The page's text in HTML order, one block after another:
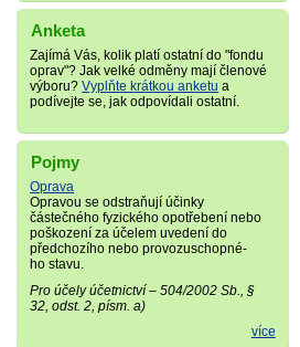
Anketa
Zajímá Vás, kolik platí ostatní do "fondu
oprav"? Jak velké odměny mají členové
výboru?Vyplňte krátkou anketu a
podívejte se, jak odpovídali ostatní.
Pojmy
Oprava
Opravou se odstraňují účinky
částečného fyzického opotřebení nebo
poškození za účelem uvedení do
předchozího nebo provozuschopné­
ho stavu.
Pro účely účetnictví – 504/2002 Sb., §
32, odst. 2, písm. a)
více